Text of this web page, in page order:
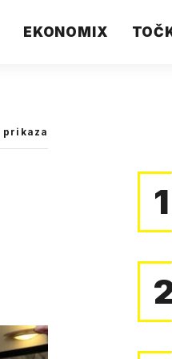
EKONOMIX
prikaza
1